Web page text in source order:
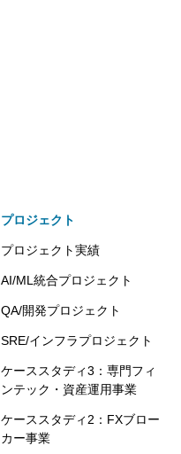
プロジェクト
プロジェクト実績
AI/ML統合プロジェクト
QA/開発プロジェクト
SRE/インフラプロジェクト
ケーススタディ3：専門フィ
ンテック・資産運用事業
ケーススタディ2：FXブロー
カー事業